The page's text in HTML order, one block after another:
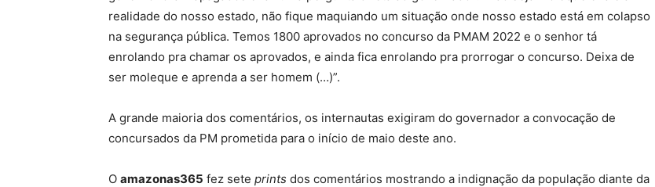
realidade do nosso estado, não fique maquiando um situação onde nosso estado está em colapso
na segurança pública. Temos 1800 aprovados no concurso da PMAM 2022 e o senhor tá
enrolando pra chamar os aprovados, e ainda fica enrolando pra prorrogar o concurso. Deixa de
ser moleque e aprenda a ser homem (…)”.
A grande maioria dos comentários, os internautas exigiram do governador a convocação de
concursados da PM prometida para o início de maio deste ano.
O amazonas365 fez sete prints dos comentários mostrando a indignação da população diante da